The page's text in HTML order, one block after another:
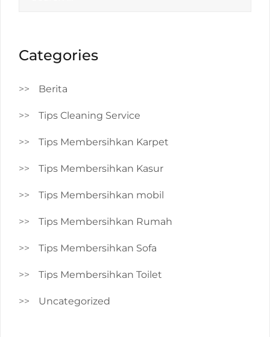
Categories
Berita
Tips Cleaning Service
Tips Membersihkan Karpet
Tips Membersihkan Kasur
Tips Membersihkan mobil
Tips Membersihkan Rumah
Tips Membersihkan Sofa
Tips Membersihkan Toilet
Uncategorized